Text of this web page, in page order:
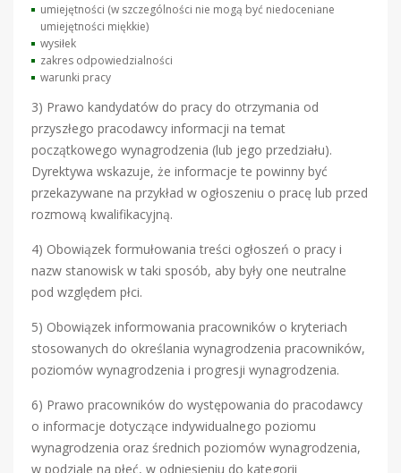
umiejętności (w szczególności nie mogą być niedoceniane
umiejętności miękkie)
wysiłek
zakres odpowiedzialności
warunki pracy
3) Prawo kandydatów do pracy do otrzymania od
przyszłego pracodawcy informacji na temat
początkowego wynagrodzenia (lub jego przedziału).
Dyrektywa wskazuje, że informacje te powinny być
przekazywane na przykład w ogłoszeniu o pracę lub przed
rozmową kwalifikacyjną.
4) Obowiązek formułowania treści ogłoszeń o pracy i
nazw stanowisk w taki sposób, aby były one neutralne
pod względem płci.
5) Obowiązek informowania pracowników o kryteriach
stosowanych do określania wynagrodzenia pracowników,
poziomów wynagrodzenia i progresji wynagrodzenia.
6) Prawo pracowników do występowania do pracodawcy
o informacje dotyczące indywidualnego poziomu
wynagrodzenia oraz średnich poziomów wynagrodzenia,
w podziale na płeć, w odniesieniu do kategorii